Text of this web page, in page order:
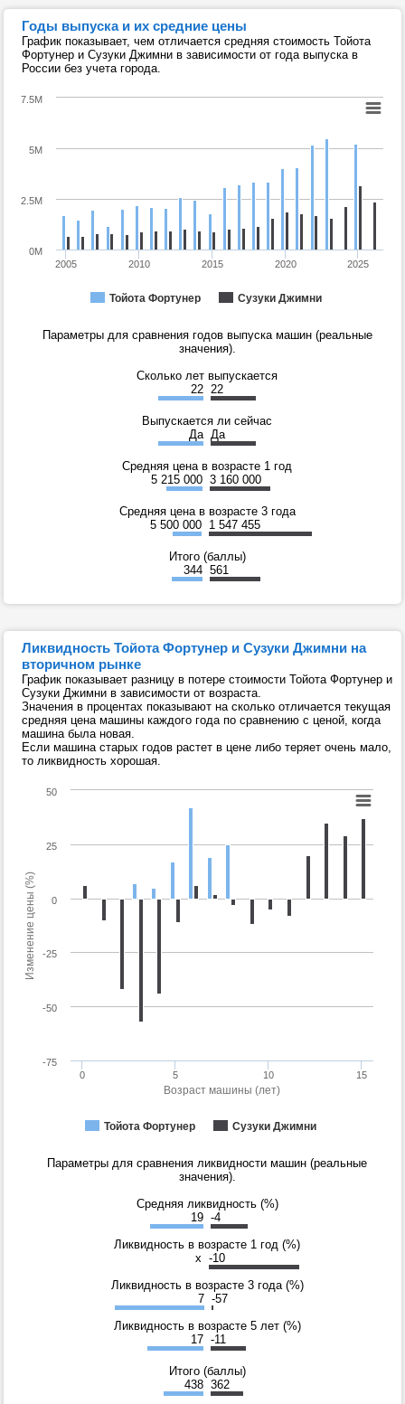
Годы выпуска и их средние цены
График показывает, чем отличается средняя стоимость Тойота
Фортунер и Сузуки Джимни в зависимости от года выпуска в
России без учета города.
Тойота Фортунер Сузуки Джимни
2005 2010 2015 2020 2025
0M
2.5M
5M
7.5M
Параметры для сравнения годов выпуска машин (реальные
значения).
Сколько лет выпускается
22 22
Выпускается ли сейчас
Да Да
Средняя цена в возрасте 1 год
5 215 000 3 160 000
Средняя цена в возрасте 3 года
5 500 000 1 547 455
Итого (баллы)
344 561
Ликвидность Тойота Фортунер и Сузуки Джимни на
вторичном рынке
График показывает разницу в потере стоимости Тойота Фортунер и
Сузуки Джимни в зависимости от возраста.
Значения в процентах показывают на сколько отличается текущая
средняя цена машины каждого года по сравнению с ценой, когда
машина была новая.
Если машина старых годов растет в цене либо теряет очень мало,
то ликвидность хорошая.
Возраст машины (лет)
Изменение цены (%)
Тойота Фортунер Сузуки Джимни
0 5 10 15
0
-75
-50
-25
25
50
Параметры для сравнения ликвидности машин (реальные
значения).
Средняя ликвидность (%)
19 -4
Ликвидность в возрасте 1 год (%)
x -10
Ликвидность в возрасте 3 года (%)
7 -57
Ликвидность в возрасте 5 лет (%)
17 -11
Итого (баллы)
438 362